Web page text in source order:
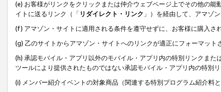
(e) お客様がリンクをクリックまたは仲介ウェブページ上でその他の
イトに送るリンク（「 リダイレクト・リンク 」）を経由して、アマゾ
(f) アマゾン・サイトに適用される条件を遵守せずに、お客様に購入さ
(g) 乙のサイトからアマゾン・サイトへのリンクが適正にフォーマッ
(h) 承認モバイル・アプリ以外のモバイル・アプリ内の特別リンクま
ツールにより提供されたものではない承認モバイル・アプリ内の特別
(i) メンバー紹介イベントの対象商品（関連する特別プログラム紹介料